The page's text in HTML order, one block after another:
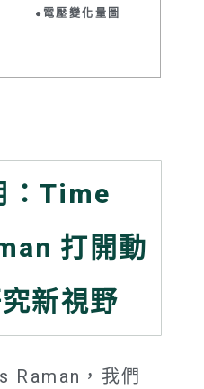
●電壓變化量圖
：Time
打開動
新視野
Raman ，我們